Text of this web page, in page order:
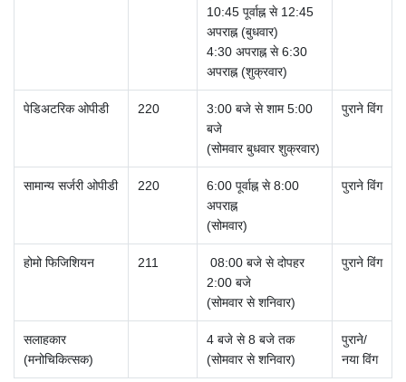
10:45 पूर्वाह्न से 12:45
अपराह्न (बुधवार)
4:30 अपराह्न से 6:30
अपराह्न (शुक्रवार)
पेडिअटरिक ओपीडी 220
3:00 बजे से शाम 5:00
बजे
(सोमवार बुधवार शुक्रवार)
पुराने विंग
सामान्य सर्जरी ओपीडी 220
6:00 पूर्वाह्न से 8:00
अपराह्न
(सोमवार)
पुराने विंग
होमो फिजिशियन 211
08:00 बजे से दोपहर
2:00 बजे
(सोमवार से शनिवार)
पुराने विंग
सलाहकार
(मनोचिकित्सक)
4 बजे से 8 बजे तक
(सोमवार से शनिवार)
पुराने/
नया विंग